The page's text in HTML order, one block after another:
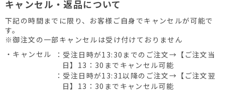
キャンセル・返品について
下記の時間までに限り、お客様ご自身でキャンセルが可能で
す。
※御注文の一部キャンセルは受け付けておりません
・キャンセル
：受注日時が13:30までのご注文→【ご注文当
日】13：30までキャンセル可能
：受注日時が13:31以降のご注文→【ご注文翌
日】13：30までキャンセル可能